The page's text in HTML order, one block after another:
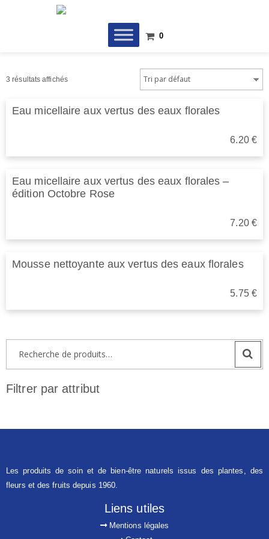
0
3 résultats affichés
Eau micellaire aux vertus des eaux florales
6.20 €
Eau micellaire aux vertus des eaux florales –
édition Octobre Rose
7.20 €
Mousse nettoyante aux vertus des eaux florales
5.75 €
pour :
Filtrer par attribut
Les produits de soin et de bien-être naturels issus des plantes, des
fleurs et des fruits depuis 1960.
Liens utiles
Mentions légales